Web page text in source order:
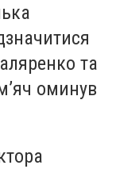
та
оминув